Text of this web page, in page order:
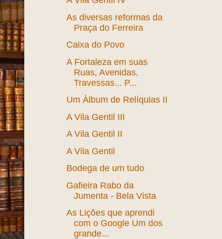
As diversas reformas da
Praça do Ferreira
Caixa do Povo
A Fortaleza em suas
Ruas, Avenidas,
Travessas... P...
Um Àlbum de Relíquias II
A Vila Gentil III
A Vila Gentil II
A Vila Gentil
Bodega de um tudo
Gafieira Rabo da
Jumenta - Bela Vista
As Lições que aprendi
com o Google Um dos
grande...